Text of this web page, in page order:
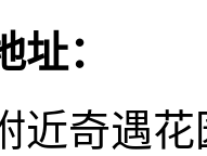
：
近奇遇花